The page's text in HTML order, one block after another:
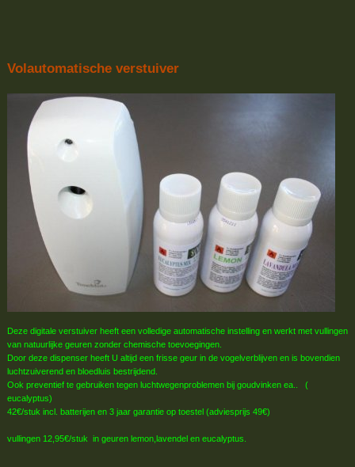
Volautomatische verstuiver
Deze digitale verstuiver heeft een volledige automatische instelling en werkt met vullingen
van natuurlijke geuren zonder chemische toevoegingen.
Door deze dispenser heeft U altijd een frisse geur in de vogelverblijven en is bovendien
luchtzuiverend en bloedluis bestrijdend.
Ook preventief te gebruiken tegen luchtwegenproblemen bij goudvinken ea.. (
eucalyptus)
42€/stuk incl. batterijen en 3 jaar garantie op toestel (adviesprijs 49€)
vullingen 12,95€/stuk in geuren lemon,lavendel en eucalyptus.